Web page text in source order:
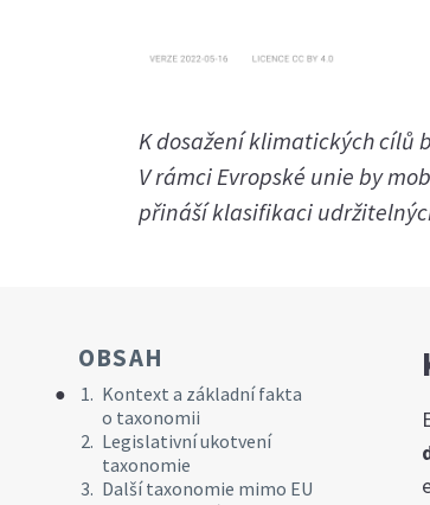
K dosažení klimatických cílů
V rámci Evropské unie by
přináší klasifikaci
OBSAH
Kontext a základní fakta
o taxonomii
Legislativní ukotvení
taxonomie
Další taxonomie mimo EU